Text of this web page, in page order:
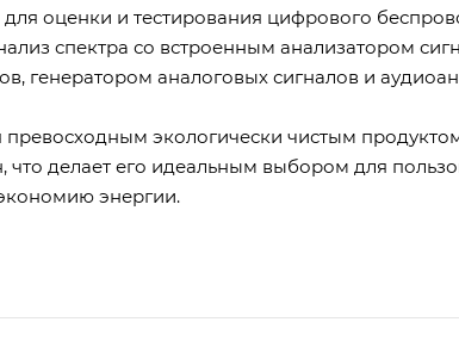
оценки и тестирования цифрового
спектра со встроенным анализатором
генератором аналоговых сигналов и
превосходным экологически чистым
что делает его идеальным выбором для
энергии.